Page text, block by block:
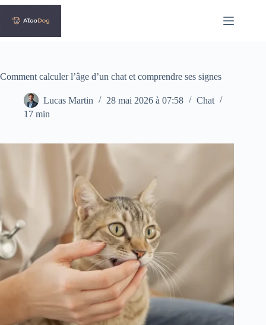
Passer
contenu
Comment calculer l’âge d’un chat et comprendre ses signes
Lucas Martin 28 mai 2026 à 07:58
Chat
17 min